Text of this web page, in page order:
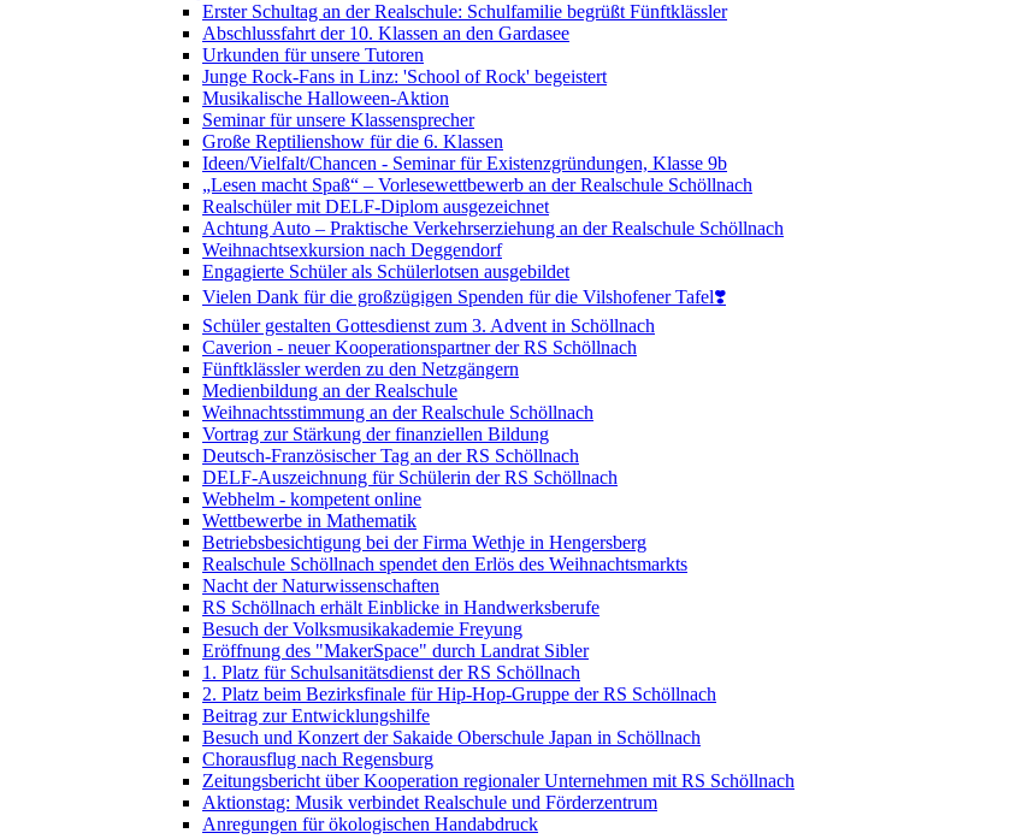
Erster Schultag an der Realschule: Schulfamilie begrüßt Fünftklässler
Abschlussfahrt der 10. Klassen an den Gardasee
Urkunden für unsere Tutoren
Junge Rock-Fans in Linz: 'School of Rock' begeistert
Musikalische Halloween-Aktion
Seminar für unsere Klassensprecher
Große Reptilienshow für die 6. Klassen
Ideen/Vielfalt/Chancen - Seminar für Existenzgründungen, Klasse 9b
„Lesen macht Spaß“ – Vorlesewettbewerb an der Realschule Schöllnach
Realschüler mit DELF-Diplom ausgezeichnet
Achtung Auto – Praktische Verkehrserziehung an der Realschule Schöllnach
Weihnachtsexkursion nach Deggendorf
Engagierte Schüler als Schülerlotsen ausgebildet
Vielen Dank für die großzügigen Spenden für die Vilshofener Tafel❣️
Schüler gestalten Gottesdienst zum 3. Advent in Schöllnach
Caverion - neuer Kooperationspartner der RS Schöllnach
Fünftklässler werden zu den Netzgängern
Medienbildung an der Realschule
Weihnachtsstimmung an der Realschule Schöllnach
Vortrag zur Stärkung der finanziellen Bildung
Deutsch-Französischer Tag an der RS Schöllnach
DELF-Auszeichnung für Schülerin der RS Schöllnach
Webhelm - kompetent online
Wettbewerbe in Mathematik
Betriebsbesichtigung bei der Firma Wethje in Hengersberg
Realschule Schöllnach spendet den Erlös des Weihnachtsmarkts
Nacht der Naturwissenschaften
RS Schöllnach erhält Einblicke in Handwerksberufe
Besuch der Volksmusikakademie Freyung
Eröffnung des "MakerSpace" durch Landrat Sibler
1. Platz für Schulsanitätsdienst der RS Schöllnach
2. Platz beim Bezirksfinale für Hip-Hop-Gruppe der RS Schöllnach
Beitrag zur Entwicklungshilfe
Besuch und Konzert der Sakaide Oberschule Japan in Schöllnach
Chorausflug nach Regensburg
Zeitungsbericht über Kooperation regionaler Unternehmen mit RS Schöllnach
Aktionstag: Musik verbindet Realschule und Förderzentrum
Anregungen für ökologischen Handabdruck